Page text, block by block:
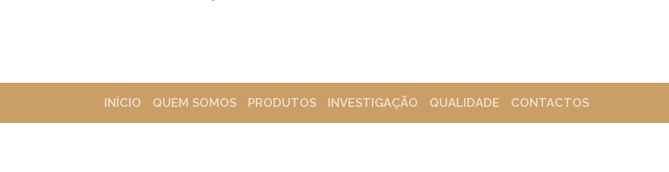
INÍCIO QUEM SOMOS PRODUTOS INVESTIGAÇÃO QUALIDADE CONTACTOS